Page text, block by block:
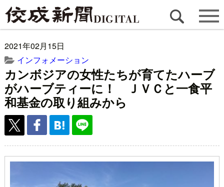
2021年02月15日
インフォメーション
カンボジアの女性たちが育てたハーブ
がハーブティーに！ ＪＶＣと一食平
和基金の取り組みから